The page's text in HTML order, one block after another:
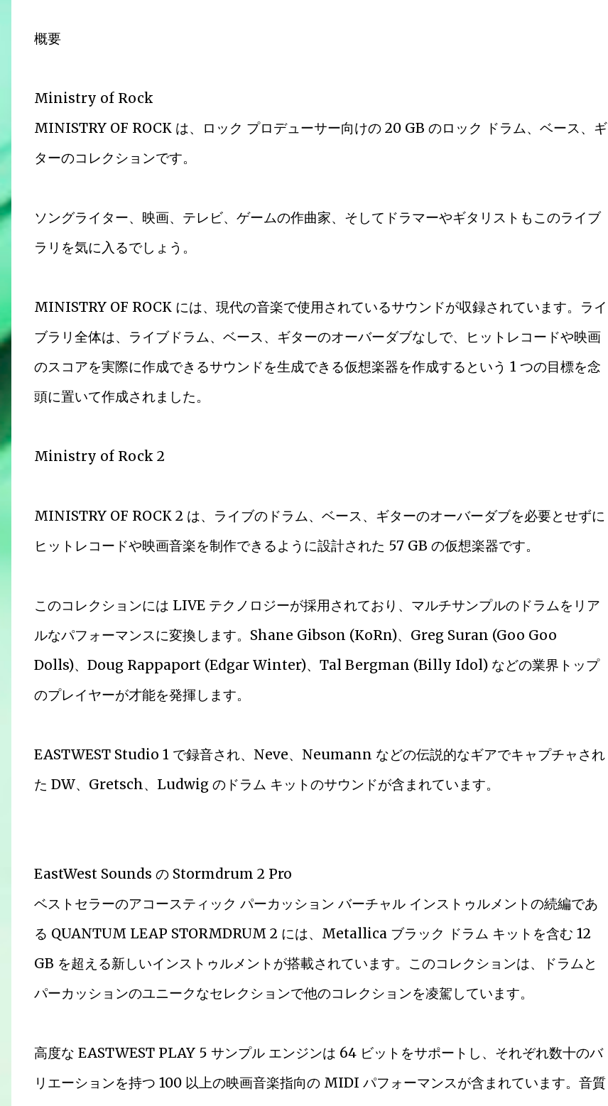
概要
Ministry of Rock
MINISTRY OF ROCK は、ロック プロデューサー向けの 20 GB のロック ドラム、ベース、ギ
ターのコレクションです。
ソングライター、映画、テレビ、ゲームの作曲家、そしてドラマーやギタリストもこのライブ
ラリを気に入るでしょう。
MINISTRY OF ROCK には、現代の音楽で使用されているサウンドが収録されています。ライ
ブラリ全体は、ライブドラム、ベース、ギターのオーバーダブなしで、ヒットレコードや映画
のスコアを実際に作成できるサウンドを生成できる仮想楽器を作成するという 1 つの目標を念
頭に置いて作成されました。
Ministry of Rock 2
MINISTRY OF ROCK 2 は、ライブのドラム、ベース、ギターのオーバーダブを必要とせずに
ヒットレコードや映画音楽を制作できるように設計された 57 GB の仮想楽器です。
このコレクションには LIVE テクノロジーが採用されており、マルチサンプルのドラムをリア
ルなパフォーマンスに変換します。Shane Gibson (KoRn)、Greg Suran (Goo Goo
Dolls)、Doug Rappaport (Edgar Winter)、Tal Bergman (Billy Idol) などの業界トップ
のプレイヤーが才能を発揮します。
EASTWEST Studio 1 で録音され、Neve、Neumann などの伝説的なギアでキャプチャされ
た DW、Gretsch、Ludwig のドラム キットのサウンドが含まれています。
EastWest Sounds の Stormdrum 2 Pro
ベストセラーのアコースティック パーカッション バーチャル インストゥルメントの続編であ
る QUANTUM LEAP STORMDRUM 2 には、Metallica ブラック ドラム キットを含む 12
GB を超える新しいインストゥルメントが搭載されています。このコレクションは、ドラムと
パーカッションのユニークなセレクションで他のコレクションを凌駕しています。
高度な EASTWEST PLAY 5 サンプル エンジンは 64 ビットをサポートし、それぞれ数十のバ
リエーションを持つ 100 以上の映画音楽指向の MIDI パフォーマンスが含まれています。音質